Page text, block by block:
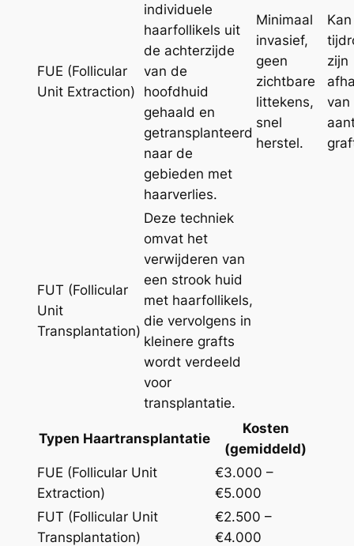
FUE (Follicular
Unit Extraction)
individuele
haarfollikels uit
de achterzijde
van de
hoofdhuid
gehaald en
getransplanteerd
naar de
gebieden met
haarverlies.
Minimaal
invasief,
geen
zichtbare
littekens,
snel
herstel.
Kan
zijn
van
FUT (Follicular
Unit
Transplantation)
Deze techniek
omvat het
verwijderen van
een strook huid
met haarfollikels,
die vervolgens in
kleinere grafts
wordt verdeeld
voor
transplantatie.
Typen Haartransplantatie
Kosten
(gemiddeld)
FUE (Follicular Unit
Extraction)
€3.000 –
€5.000
FUT (Follicular Unit
Transplantation)
€2.500 –
€4.000